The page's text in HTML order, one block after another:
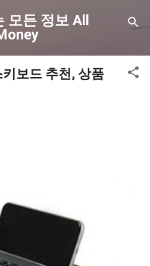
츠로 건너뛰기
모든 정보 All
보드 추천, 상품